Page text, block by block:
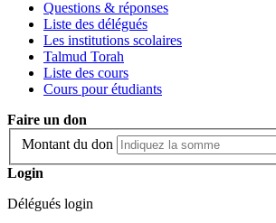
Questions & réponses
Liste des délégués
Les institutions scolaires
Talmud Torah
Liste des cours
Cours pour étudiants
Faire un don
Montant du don
Login
Délégués login